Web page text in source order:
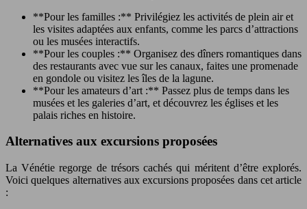
**Pour les familles :** Privilégiez les activités de plein air et
les visites adaptées aux enfants, comme les parcs d’attractions
ou les musées interactifs.
**Pour les couples :** Organisez des dîners romantiques dans
des restaurants avec vue sur les canaux, faites une promenade
en gondole ou visitez les îles de la lagune.
**Pour les amateurs d’art :** Passez plus de temps dans les
musées et les galeries d’art, et découvrez les églises et les
palais riches en histoire.
Alternatives aux excursions proposées
La Vénétie regorge de trésors cachés qui méritent d’être explorés.
Voici quelques alternatives aux excursions proposées dans cet article
: